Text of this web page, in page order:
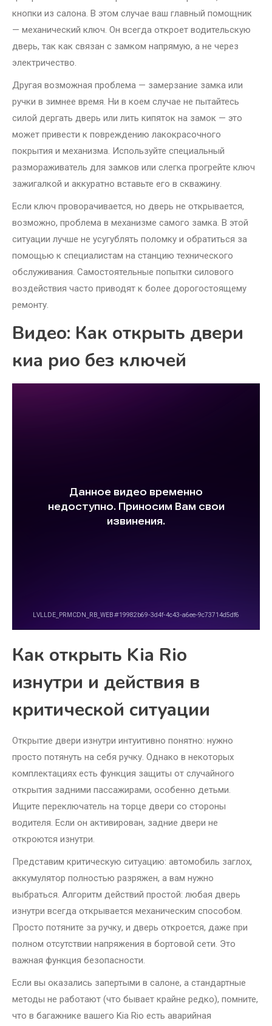
кнопки из салона. В этом случае ваш главный помощник
— механический ключ. Он всегда откроет водительскую
дверь, так как связан с замком напрямую, а не через
электричество.
Другая возможная проблема — замерзание замка или
ручки в зимнее время. Ни в коем случае не пытайтесь
силой дергать дверь или лить кипяток на замок — это
может привести к повреждению лакокрасочного
покрытия и механизма. Используйте специальный
размораживатель для замков или слегка прогрейте ключ
зажигалкой и аккуратно вставьте его в скважину.
Если ключ проворачивается, но дверь не открывается,
возможно, проблема в механизме самого замка. В этой
ситуации лучше не усугублять поломку и обратиться за
помощью к специалистам на станцию технического
обслуживания. Самостоятельные попытки силового
воздействия часто приводят к более дорогостоящему
ремонту.
Видео: Как открыть двери
киа рио без ключей
Как открыть Kia Rio
изнутри и действия в
критической ситуации
Открытие двери изнутри интуитивно понятно: нужно
просто потянуть на себя ручку. Однако в некоторых
комплектациях есть функция защиты от случайного
открытия задними пассажирами, особенно детьми.
Ищите переключатель на торце двери со стороны
водителя. Если он активирован, задние двери не
откроются изнутри.
Представим критическую ситуацию: автомобиль заглох,
аккумулятор полностью разряжен, а вам нужно
выбраться. Алгоритм действий простой: любая дверь
изнутри всегда открывается механическим способом.
Просто потяните за ручку, и дверь откроется, даже при
полном отсутствии напряжения в бортовой сети. Это
важная функция безопасности.
Если вы оказались запертыми в салоне, а стандартные
методы не работают (что бывает крайне редко), помните,
что в багажнике вашего Kia Rio есть аварийная